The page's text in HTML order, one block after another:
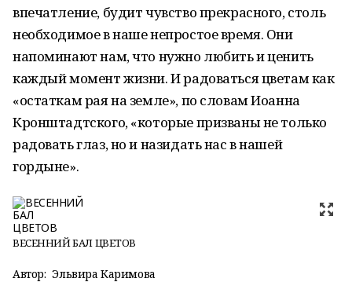
впечатление, будит чувство прекрасного, столь
необходимое в наше непростое время. Они
напоминают нам, что нужно любить и ценить
каждый момент жизни. И радоваться цветам как
«остаткам рая на земле», по словам Иоанна
Кронштадтского, «которые призваны не только
радовать глаз, но и назидать нас в нашей
гордыне».
ВЕСЕННИЙ БАЛ ЦВЕТОВ
Автор: Эльвира Каримова